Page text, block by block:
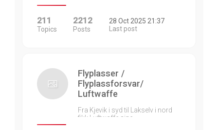
211
Topics
2212
Posts
28 Oct 2025 21:37
Last post
Flyplasser /
Flyplassforsvar/
Luftwaffe
Fra Kjevik i syd til Lakselv i nord
fikk Luftwaffe sine…